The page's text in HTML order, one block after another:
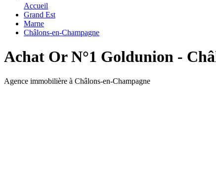
Accueil
Grand Est
Marne
Châlons-en-Champagne
Achat Or N°1 Goldunion -
Agence immobilière à Châlons-en-Champagne